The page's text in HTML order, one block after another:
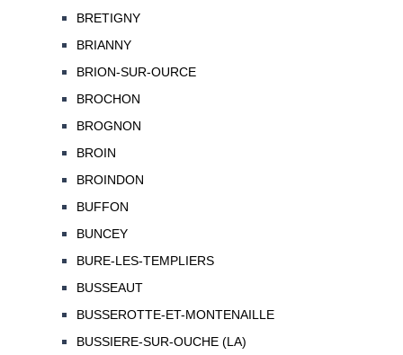
BRETIGNY
BRIANNY
BRION-SUR-OURCE
BROCHON
BROGNON
BROIN
BROINDON
BUFFON
BUNCEY
BURE-LES-TEMPLIERS
BUSSEAUT
BUSSEROTTE-ET-MONTENAILLE
BUSSIERE-SUR-OUCHE (LA)